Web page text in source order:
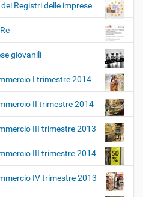
Registri delle imprese
giovanili
I trimestre 2014
II trimestre 2014
III trimestre 2013
III trimestre 2014
IV trimestre 2013